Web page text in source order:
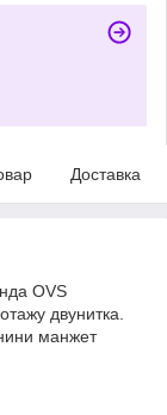
Доставка
OVS
двунитка.
манжет